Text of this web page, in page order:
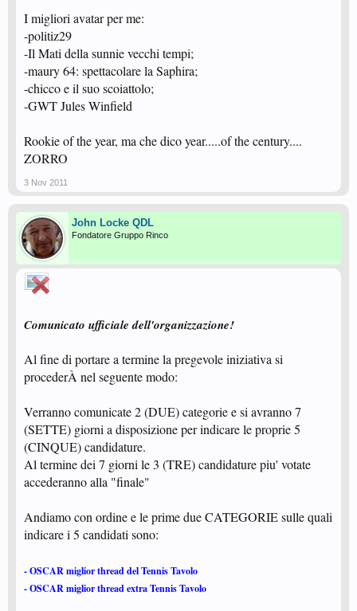
I migliori avatar per me:
-politiz29
-Il Mati della sunnie vecchi tempi;
-maury 64: spettacolare la Saphira;
-chicco e il suo scoiattolo;
-GWT Jules Winfield
Rookie of the year, ma che dico year.....of the century....
ZORRO
3 Nov 2011
John Locke QDL
Fondatore Gruppo Rinco
Comunicato ufficiale dell'organizzazione!
Al fine di portare a termine la pregevole iniziativa si
procederÀ nel seguente modo:
Verranno comunicate 2 (DUE) categorie e si avranno 7
(SETTE) giorni a disposizione per indicare le proprie 5
(CINQUE) candidature.
Al termine dei 7 giorni le 3 (TRE) candidature piu' votate
accederanno alla "finale"
Andiamo con ordine e le prime due CATEGORIE sulle quali
indicare i 5 candidati sono:
- OSCAR miglior thread del Tennis Tavolo
- OSCAR miglior thread extra Tennis Tavolo